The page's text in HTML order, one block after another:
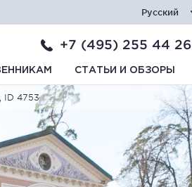
Русский
+7 (495) 255 44 26
СТАТЬИ И ОБЗОРЫ
ID 4753